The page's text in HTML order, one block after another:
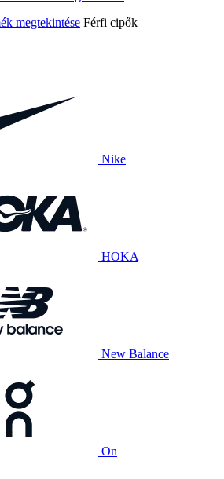
megtekintése Férfi cipők
Nike
HOKA
New Balance
On